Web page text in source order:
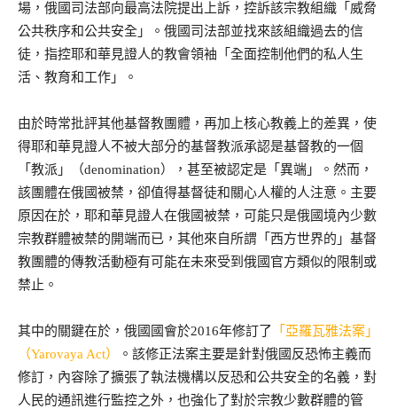
場，俄國司法部向最高法院提出上訴，控訴該宗教組織「威脅
公共秩序和公共安全」。俄國司法部並找來該組織過去的信
徒，指控耶和華見證人的教會領袖「全面控制他們的私人生
活、教育和工作」。
由於時常批評其他基督教團體，再加上核心教義上的差異，使
得耶和華見證人不被大部分的基督教派承認是基督教的一個
「教派」（denomination），甚至被認定是「異端」。然而，
該團體在俄國被禁，卻值得基督徒和關心人權的人注意。主要
原因在於，耶和華見證人在俄國被禁，可能只是俄國境內少數
宗教群體被禁的開端而已，其他來自所謂「西方世界的」基督
教團體的傳教活動極有可能在未來受到俄國官方類似的限制或
禁止。
其中的關鍵在於，俄國國會於2016年修訂了
「亞羅瓦雅法案」
（Yarovaya Act）
。該修正法案主要是針對俄國反恐怖主義而
修訂，內容除了擴張了執法機構以反恐和公共安全的名義，對
人民的通訊進行監控之外，也強化了對於宗教少數群體的管